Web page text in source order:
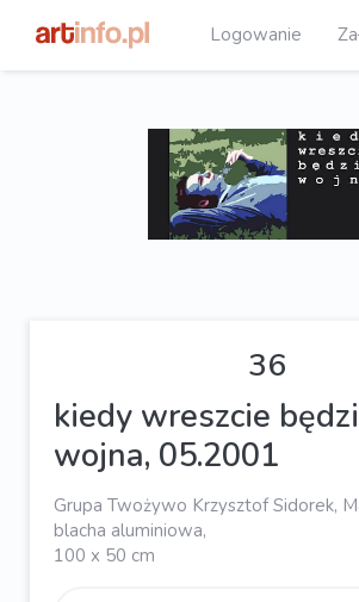
Logowanie
36
kiedy wreszcie
wojna, 05.2001
Grupa Twożywo Krzysztof Sidorek,
blacha aluminiowa,
100 x 50 cm